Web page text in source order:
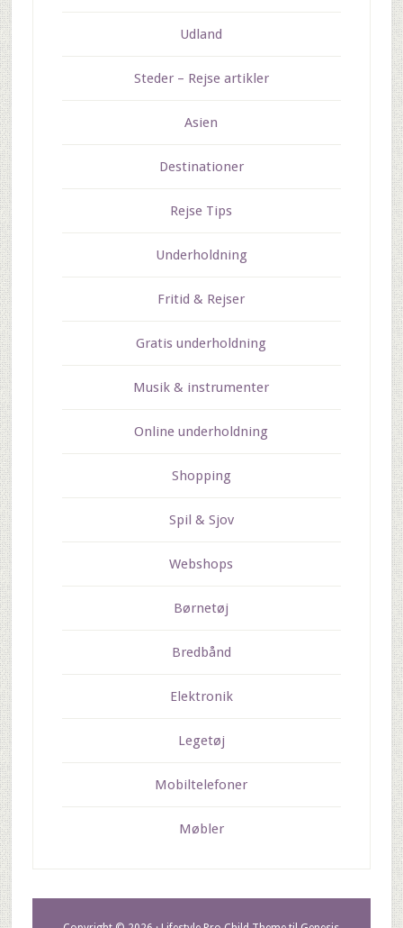
Udland
Steder – Rejse artikler
Asien
Destinationer
Rejse Tips
Underholdning
Fritid & Rejser
Gratis underholdning
Musik & instrumenter
Online underholdning
Shopping
Spil & Sjov
Webshops
Børnetøj
Bredbånd
Elektronik
Legetøj
Mobiltelefoner
Møbler